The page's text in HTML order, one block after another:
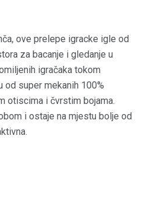
ove prelepe igracke igle od
za bacanje i gledanje u
igračaka tokom
od super mekanih 100%
otiscima i čvrstim bojama.
i ostaje na mjestu bolje od